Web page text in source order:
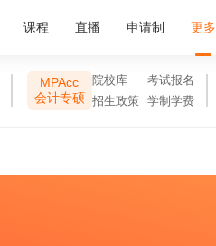
课程 直播 申请制 更多
MPAcc
会计专硕
院校库
考试报名
招生政策
学制学费